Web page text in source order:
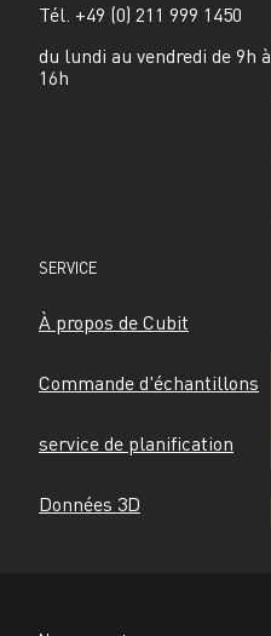
Tél. +49 (0) 211 999 1450
du lundi au vendredi de 9h à
16h
SERVICE
À propos de Cubit
Commande d'échantillons
service de planification
Données 3D